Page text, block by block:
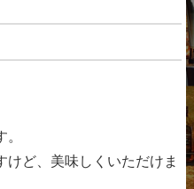
ど、美味しくいただけま